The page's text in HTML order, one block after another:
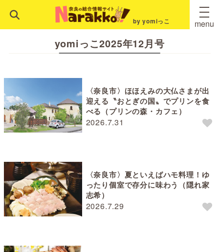
by yomiっこ menu
yomiっこ2025年12月号
2026.7.31
〈奈良市〉ほほえみの大仏さまが出
迎える〝おとぎの国〟でプリンを食
べる（プリンの森・カフェ）
2026.7.29
〈奈良市〉夏といえばハモ料理！ゆ
ったり個室で存分に味わう（隠れ家
志希）